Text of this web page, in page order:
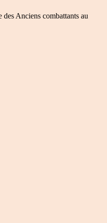
Anciens combattants au